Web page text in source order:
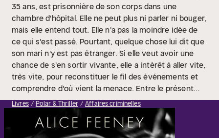
35 ans, est prisonnière de son corps dans une
chambre d'hôpital. Elle ne peut plus ni parler ni bouger,
mais elle entend tout. Elle n'a pas la moindre idée de
ce qui s'est passé. Pourtant, quelque chose lui dit que
son mari n'y est pas étranger. Si elle veut avoir une
chance de s'en sortir vivante, elle a intérêt à aller vite,
très vite, pour reconstituer le fil des événements et
comprendre d'où vient la menace. Entre le présent
paralysé, la semaine qui a précédé l'accident et les
extraits d'un journal intime d'adolescence, la quête de
la vérité s'apparente à un puzzle machiavélique en
trois dimensions. Titre original : Sometimes I
Livres Polar & Thriller Affaires criminelles